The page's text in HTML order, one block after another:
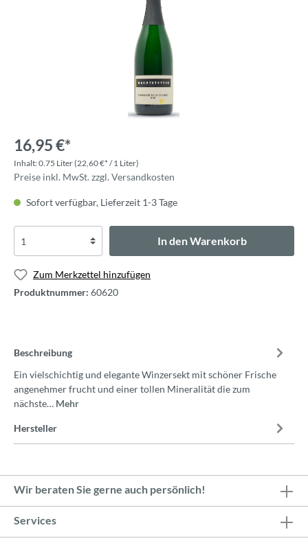
16,95 €*
Inhalt:0.75 Liter(22,60 €* / 1 Liter)
Preise inkl. MwSt. zzgl. Versandkosten
Sofort verfügbar, Lieferzeit 1-3 Tage
In den Warenkorb
Zum Merkzettel hinzufügen
Produktnummer: 60620
Beschreibung
Ein vielschichtig und elegante Winzersekt mit schöner Frische
angenehmer frucht und einer tollen Mineralität die zum
nächste… Mehr
Hersteller
Wir beraten Sie gerne auch persönlich!
Services